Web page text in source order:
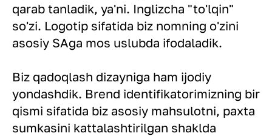
qarab tanladik, ya'ni. Inglizcha "to'lqin"
so'zi. Logotip sifatida biz nomning o'zini
asosiy SAga mos uslubda ifodaladik.
Biz qadoqlash dizayniga ham ijodiy
yondashdik. Brend identifikatorimizning bir
qismi sifatida biz asosiy mahsulotni, paxta
sumkasini kattalashtirilgan shaklda